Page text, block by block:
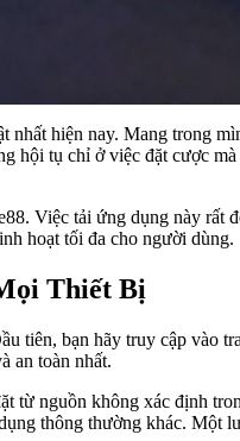
hiện nay. Mang trong
hội tụ chỉ ở việc đặt cược
Việc tải ứng dụng này
hoạt tối đa cho người dùng.
Thiết Bị
tiên, bạn hãy truy cập
an toàn nhất.
từ nguồn không xác định
thông thường khác. Một